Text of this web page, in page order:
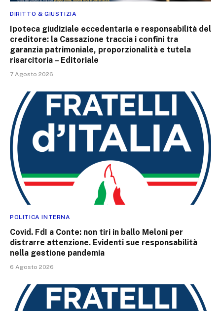
DIRITTO & GIUSTIZIA
Ipoteca giudiziale eccedentaria e responsabilità del
creditore: la Cassazione traccia i confini tra
garanzia patrimoniale, proporzionalità e tutela
risarcitoria – Editoriale
7 Agosto 2026
POLITICA INTERNA
Covid. FdI a Conte: non tiri in ballo Meloni per
distrarre attenzione. Evidenti sue responsabilità
nella gestione pandemia
6 Agosto 2026